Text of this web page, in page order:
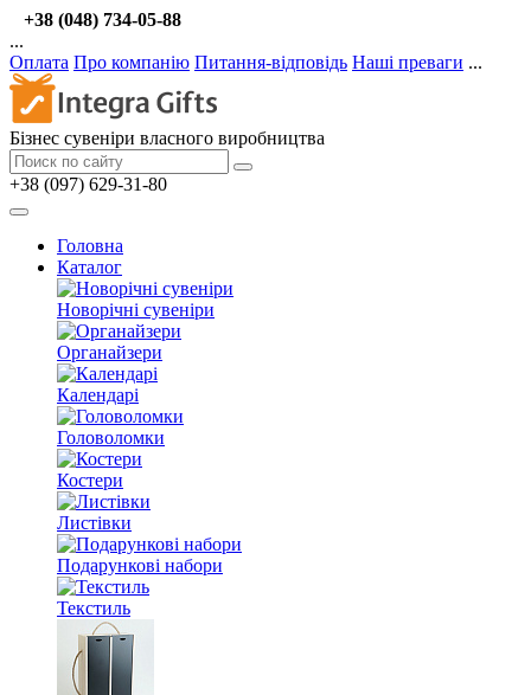
+38 (048) 734-05-88
...
Оплата Про компанію Питання-відповідь Наші преваги ...
Бізнес сувеніри власного виробництва
+38 (097) 629-31-80
Головна
Каталог
Новорічні сувеніри
Органайзери
Календарі
Головоломки
Костери
Листівки
Подарункові набори
Текстиль